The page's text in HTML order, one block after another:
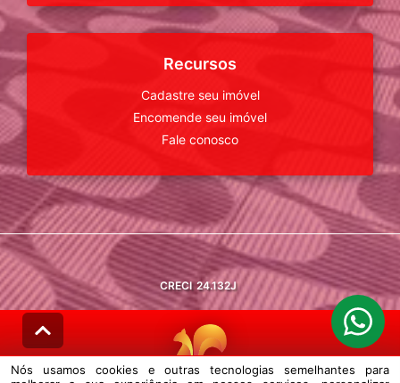
Recursos
Cadastre seu imóvel
Encomende seu imóvel
Fale conosco
CRECI 24.132J
Nós usamos cookies e outras tecnologias semelhantes para